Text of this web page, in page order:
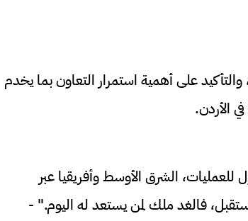
والتأكيد على أهمية استمرار التعاون بما يخدم
الأردن.
الشرق الأوسط وأفريقيا عبر
فالغد ملك لمن يستعد له اليوم." -